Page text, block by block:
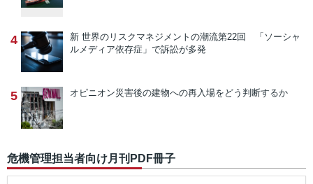
4 新 世界のリスクマネジメントの潮流第22回 「ソーシャ
ルメディア依存症」で訴訟が多発
5 オピニオン災害後の建物への再入場をどう判断するか
危機管理担当者向け月刊PDF冊子